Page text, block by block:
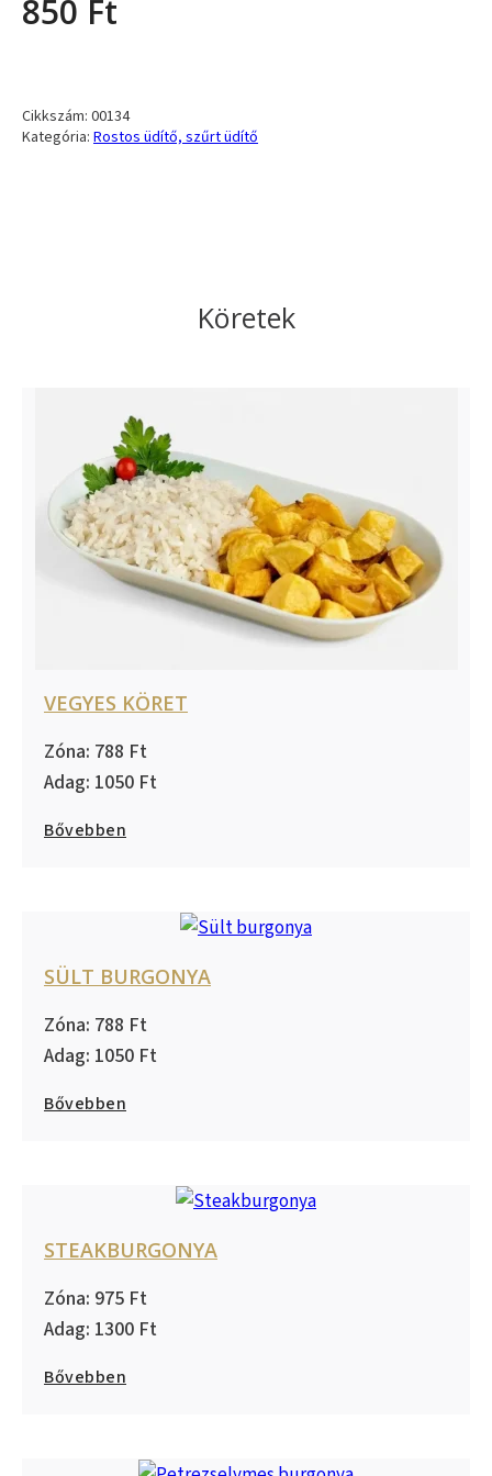
850 Ft
Cikkszám: 00134
Kategória: Rostos üdítő, szűrt üdítő
Köretek
VEGYES KÖRET
788
1050
Bővebben
SÜLT BURGONYA
788
1050
Bővebben
STEAKBURGONYA
975
1300
Bővebben